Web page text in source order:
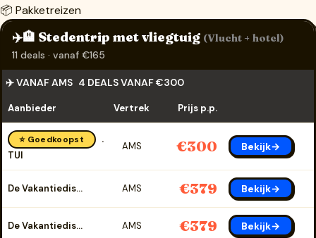
📦 Pakketreizen
✈️🏨 Stedentrip met vliegtuig (Vlucht + hotel)
11 deals · vanaf €165
✈️ VANAF AMS 4 DEALS VANAF €300
Aanbieder Vertrek Prijs p.p.
⭐ Goedkoopst
TUI
AMS €300 Bekijk→
De Vakantiediscounter AMS €379 Bekijk→
De Vakantiediscounter AMS €379 Bekijk→